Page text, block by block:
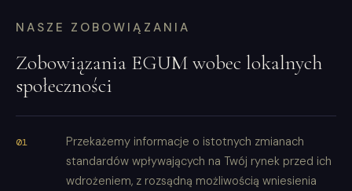
NASZE ZOBOWIĄZANIA
Zobowiązania EGUM wobec lokalnych
społeczności
Przekażemy informacje o istotnych zmianach
standardów wpływających na Twój rynek przed ich
wdrożeniem, z rozsądną możliwością wniesienia